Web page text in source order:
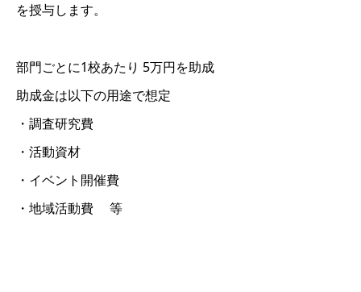
を授与します。
部門ごとに1校あたり 5万円を助成
助成金は以下の用途で想定
・調査研究費
・活動資材
・イベント開催費
・地域活動費 等